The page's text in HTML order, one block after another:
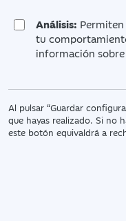
Análisis:
tu
información
Al pulsar “Guardar
que hayas realizado. Si no
este botón equivaldrá a